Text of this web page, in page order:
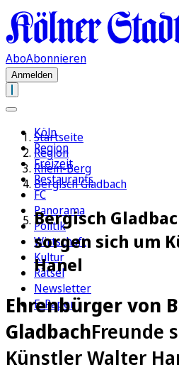
AboAbonnieren
Anmelden
Köln
Region
Freizeit
Restaurants
FC
Panorama
Politik
Wirtschaft
Kultur
Rätsel
Newsletter
E-Paper
Startseite
Region
Rhein-Berg
Bergisch Gladbach
Bergisch
sorgen sich um
Hanel
Ehrenbürger von
GladbachFreunde
Künstler Walter